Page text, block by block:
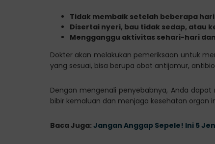
Tidak membaik setelah beberapa hari
Disertai nyeri, bau tidak sedap, atau
Mengganggu aktivitas sehari-hari
Dokter akan melakukan pemeriksaan untuk
yang sesuai, bisa berupa obat antijamur,
Dengan mengenali penyebabnya, Anda
bibir kemaluan dan menjaga kesehatan organ
Baca Juga: Jangan Anggap Sepele! Ini 5